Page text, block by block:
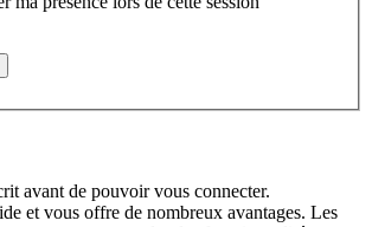
avant de pouvoir vous connecter.
et vous offre de nombreux avantages. Les